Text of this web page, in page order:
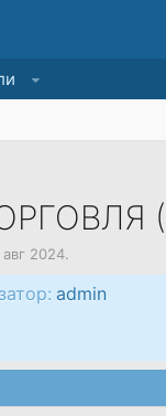
авг 2024.
admin